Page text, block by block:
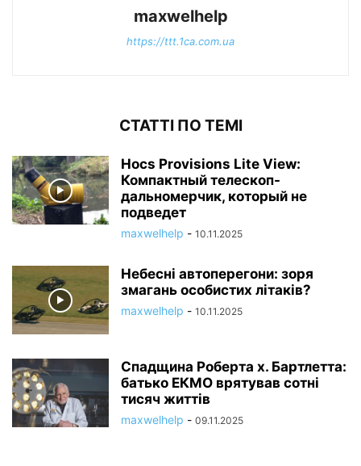
maxwelhelp
https://ttt.1ca.com.ua
СТАТТІ ПО ТЕМІ
Нocs Provisions Lite View:
Компактный телескоп-
дальномерчик, который не
подведет
maxwelhelp - 10.11.2025
Небесні автоперегони: зоря
змагань особистих літаків?
maxwelhelp - 10.11.2025
Спадщина Роберта х. Бартлетта:
батько ЕКМО врятував сотні
тисяч життів
maxwelhelp - 09.11.2025